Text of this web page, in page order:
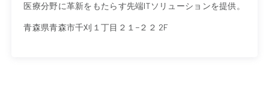
医療分野に革新をもたらす先端ITソリューションを提供。
青森県青森市千刈１丁目２１−２２ 2F